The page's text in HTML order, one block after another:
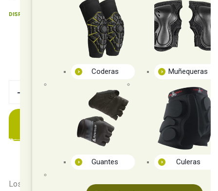
Coderas Muñequeras
Guantes Culeras
DISPONIBLE Entrega 24/48 h. Según disponibilidad.
PVP sin IVA: 50,40€
60,99 €
-
AÑADIR A CESTA
Los rodamientos de FR SkatesTwincam Storm SCRS